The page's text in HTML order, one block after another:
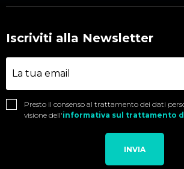
Iscriviti alla Newsletter
Presto il consenso al trattamento dei dati
visione dell'informativa sul trattamento
INVIA